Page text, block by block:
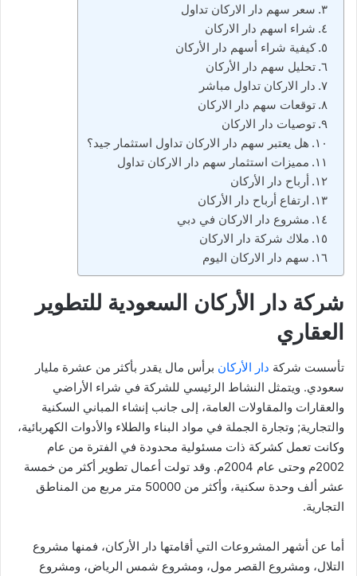
سعر سهم دار الاركان تداول
شراء اسهم دار الاركان
كيفية شراء أسهم دار الأركان
تحليل سهم دار الأركان
دار الاركان تداول مباشر
توقعات سهم دار الاركان
توصيات دار الاركان
هل يعتبر سهم دار الاركان تداول استثمار جيد؟
مميزات استثمار سهم دار الاركان تداول
أرباح دار الأركان
ارتفاع أرباح دار الأركان
مشروع دار الاركان في دبي
ملاك شركة دار الاركان
سهم دار الاركان اليوم
شركة دار الأركان السعودية للتطوير
العقاري
تأسست شركة دار الأركان برأس مال يقدر بأكثر من عشرة مليار
سعودي. ويتمثل النشاط الرئيسي للشركة في شراء الأراضي
والعقارات والمقاولات العامة، إلى جانب إنشاء المباني السكنية
والتجارية; وتجارة الجملة في مواد البناء والطلاء والأدوات الكهربائية،
وكانت تعمل كشركة ذات مسئولية محدودة في الفترة من عام
2002م وحتى عام 2004م. وقد تولت أعمال تطوير أكثر من خمسة
عشر ألف وحدة سكنية، وأكثر من 50000 متر مربع من المناطق
التجارية.
أما عن أشهر المشروعات التي أقامتها دار الأركان، فمنها مشروع
التلال، ومشروع القصر مول، ومشروع شمس الرياض، ومشروع